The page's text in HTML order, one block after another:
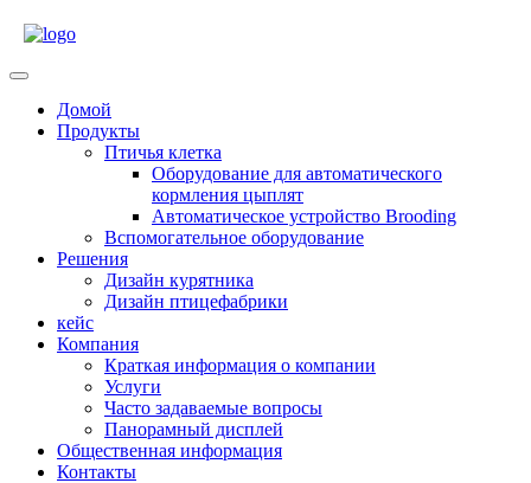
Открыть
Домой
Продукты
Птичья клетка
Оборудование для автоматического
кормления цыплят
Автоматическое устройство Brooding
Вспомогательное оборудование
Решения
Дизайн курятника
Дизайн птицефабрики
кейс
Компания
Краткая информация о компании
Услуги
Часто задаваемые вопросы
Панорамный дисплей
Общественная информация
Контакты